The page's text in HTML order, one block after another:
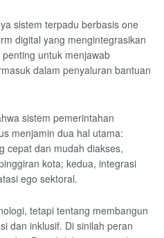
sistem terpadu berbasis one
digital yang mengintegrasikan
untuk menjawab
dalam penyaluran bantuan
sistem pemerintahan
menjamin dua hal utama:
cepat dan mudah diakses,
kota; kedua, integrasi
ego sektoral.
tetapi tentang membangun
dan inklusif. Di sinilah peran